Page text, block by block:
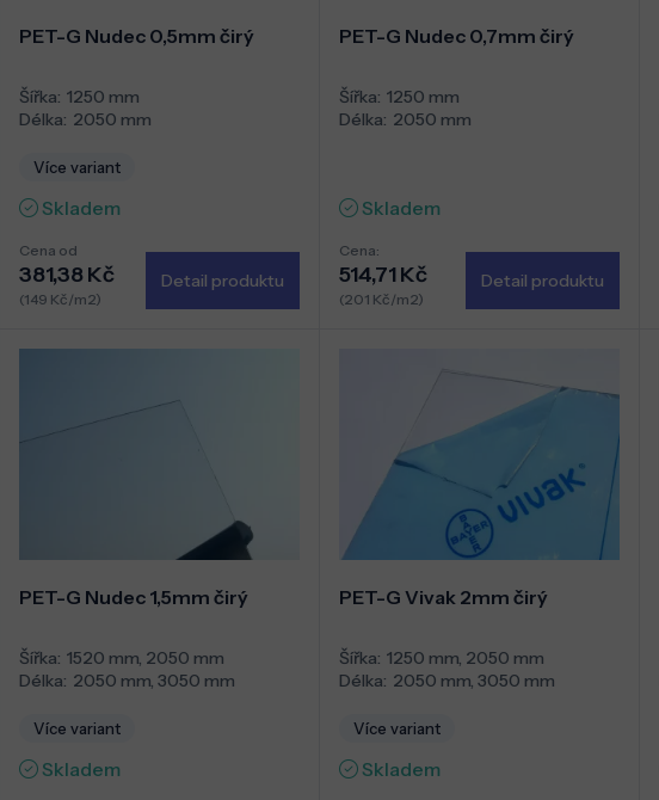
PET-G Nudec 0,5mm čirý
Šířka: 1250 mm
Délka: 2050 mm
Více variant
Skladem
Cena od
381,38 Kč
(149 Kč/m2)
Detail produktu
PET-G Nudec 0,7mm čirý
Šířka: 1250 mm
Délka: 2050 mm
Skladem
Cena:
514,71 Kč
(201 Kč/m2)
Detail produktu
PET-G Nudec 1,5mm čirý
Šířka: 1520 mm, 2050 mm
Délka: 2050 mm, 3050 mm
Více variant
Skladem
PET-G Vivak 2mm čirý
Šířka: 1250 mm, 2050 mm
Délka: 2050 mm, 3050 mm
Více variant
Skladem